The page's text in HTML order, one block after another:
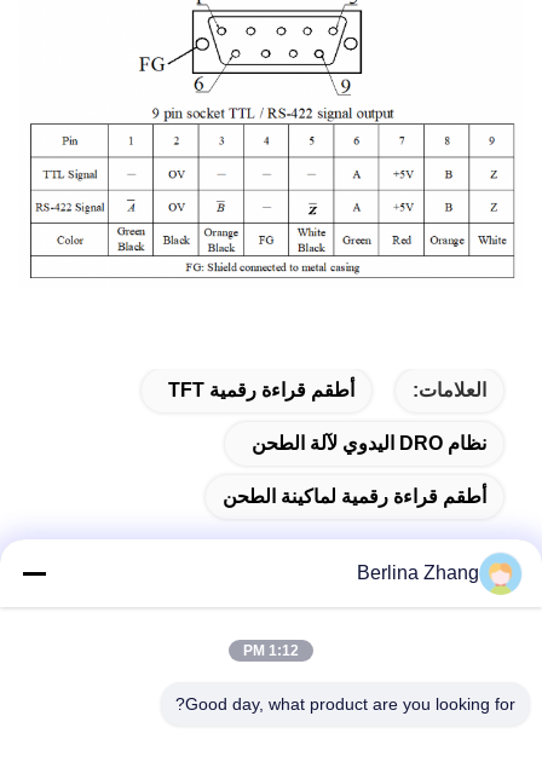
العلامات: أطقم قراءة رقمية TFT
نظام DRO اليدوي لآلة الطحن
أطقم قراءة رقمية لماكينة الطحن
عنوان
Berlina Zhang
1:12 PM
Good day, what product are you looking for?